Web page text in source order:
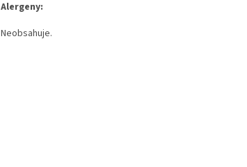
Alergeny:
Neobsahuje.